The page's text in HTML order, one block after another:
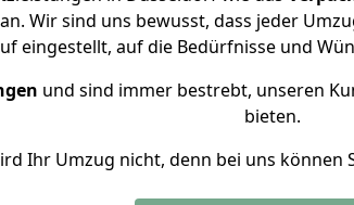
Wir sind uns bewusst, dass jeder
eingestellt, auf die Bedürfnisse und
und sind immer bestrebt, unseren
bieten.
Ihr Umzug nicht, denn bei uns können